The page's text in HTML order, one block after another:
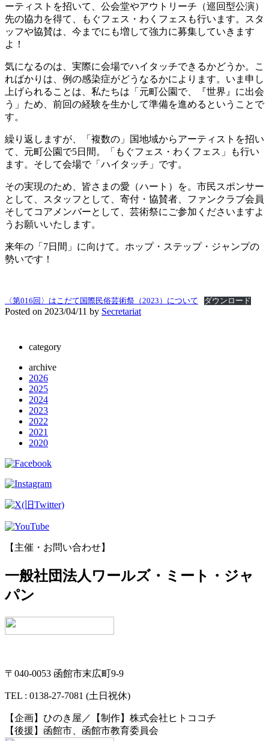
ーティストを招いて、公会堂やアウトリーチ（巡回型公演）
先の協力を得て、もぐフェス・わくフェスも行います。スタ
ッフや協賛は、今までにも増して強力に募集していきます
よ！
気になるのは、実際に会場でハイタッチできるかどうか。こ
ればかりは、例の感染症がどうなるかによります。いま申し
上げられることは、私たちは「元町公園で、『世界』に出会
う」ため、前回の経験を生かして準備を進めるということで
す。
繰り返しますが、「複数の」国地域からアーティストを招い
て、元町公園で5日間。「もぐフェス・わくフェス」も行い
ます。そして会場で「ハイタッチ」です。
その実現のため、皆さまの愛（ハート）を。市民スポンサー
として、スタッフとして、寄付・協賛者、ファンクラブ会員
そしてコアメンバーとして、芸術祭にご参加くださいますよ
うお願いいたします。
来年の「7日間」に向けて。ホップ・ステップ・ジャンプの
勢いです！
〈第016回〉はこだて国際民俗芸術祭（2023）について ダウンロード
Posted on 2023/04/11 by Secretariat
category
archive
2026
2025
2024
2023
2022
2021
2020
【主催・お問い合わせ】
一般社団法人ワールズ・ミート・ジャ
パン
〒040-0053 函館市末広町9-9
TEL : 0138-27-7081 (土日祝休)
【企画】ひのき屋／【制作】株式会社ヒトココチ
【後援】函館市、函館市教育委員会